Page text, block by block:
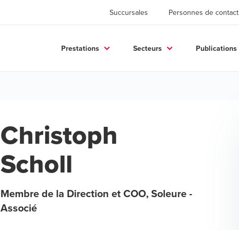
Succursales Personnes de contact
Prestations Secteurs Publications
Christoph
Scholl
Membre de la Direction et COO, Soleure -
Associé